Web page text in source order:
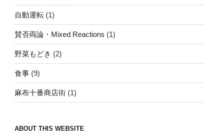
自動運転 (1)
賛否両論・Mixed Reactions (1)
野菜もどき (2)
食事 (9)
麻布十番商店街 (1)
ABOUT THIS WEBSITE